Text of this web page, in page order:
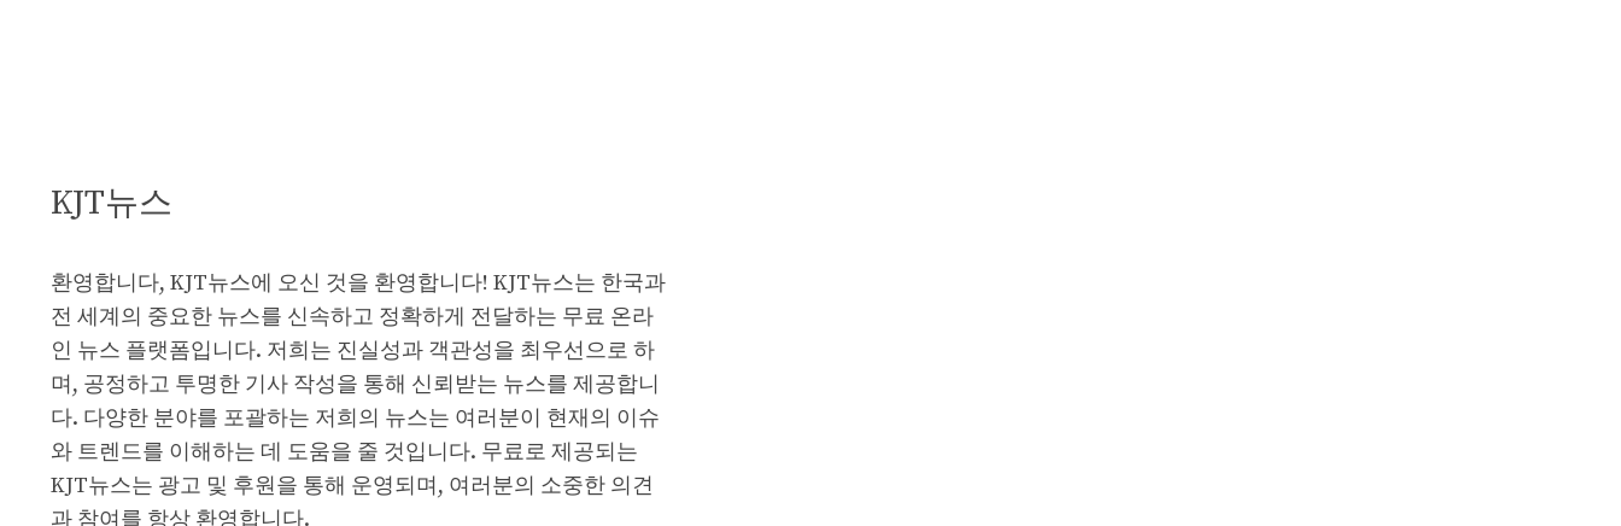
KJT뉴스
환영합니다, KJT뉴스에 오신 것을 환영합니다! KJT뉴스는 한국과
전 세계의 중요한 뉴스를 신속하고 정확하게 전달하는 무료 온라
인 뉴스 플랫폼입니다. 저희는 진실성과 객관성을 최우선으로 하
며, 공정하고 투명한 기사 작성을 통해 신뢰받는 뉴스를 제공합니
다. 다양한 분야를 포괄하는 저희의 뉴스는 여러분이 현재의 이슈
와 트렌드를 이해하는 데 도움을 줄 것입니다. 무료로 제공되는
KJT뉴스는 광고 및 후원을 통해 운영되며, 여러분의 소중한 의견
과 참여를 항상 환영합니다.